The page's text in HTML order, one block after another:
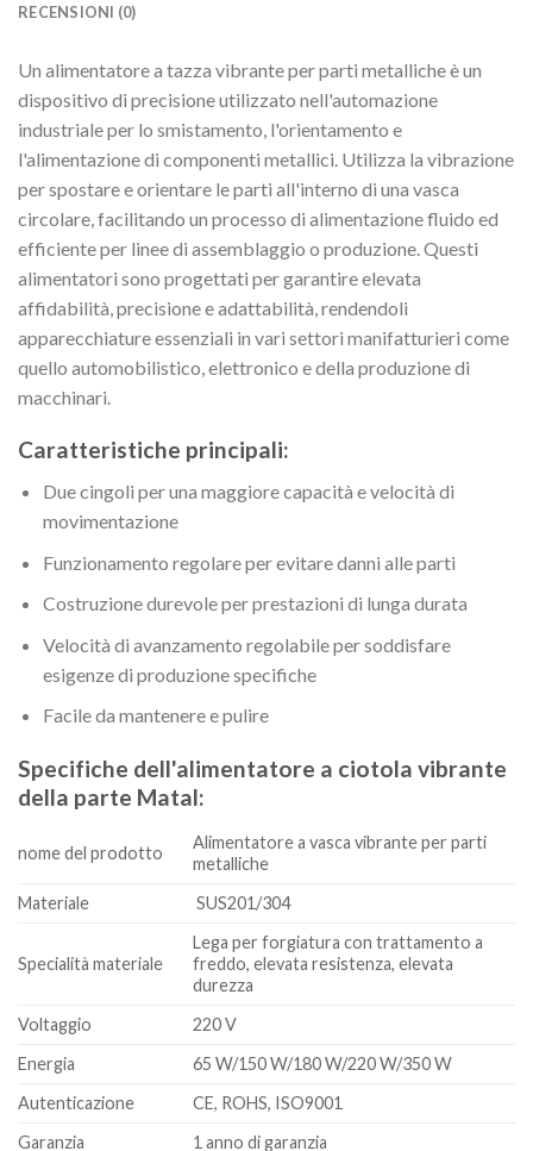
RECENSIONI (0)
Un alimentatore a tazza vibrante per parti metalliche è un
dispositivo di precisione utilizzato nell'automazione
industriale per lo smistamento, l'orientamento e
l'alimentazione di componenti metallici. Utilizza la vibrazione
per spostare e orientare le parti all'interno di una vasca
circolare, facilitando un processo di alimentazione fluido ed
efficiente per linee di assemblaggio o produzione. Questi
alimentatori sono progettati per garantire elevata
affidabilità, precisione e adattabilità, rendendoli
apparecchiature essenziali in vari settori manifatturieri come
quello automobilistico, elettronico e della produzione di
macchinari.
Caratteristiche principali:
Due cingoli per una maggiore capacità e velocità di
movimentazione
Funzionamento regolare per evitare danni alle parti
Costruzione durevole per prestazioni di lunga durata
Velocità di avanzamento regolabile per soddisfare
esigenze di produzione specifiche
Facile da mantenere e pulire
Specifiche dell'alimentatore a ciotola vibrante
della parte Matal:
nome del prodotto
Alimentatore a vasca vibrante per parti
metalliche
Materiale
SUS201/304
Specialità materiale
Lega per forgiatura con trattamento a
freddo, elevata resistenza, elevata
durezza
Voltaggio
220 V
Energia
65 W/150 W/180 W/220 W/350 W
Autenticazione
CE, ROHS, ISO9001
Garanzia
1 anno di garanzia